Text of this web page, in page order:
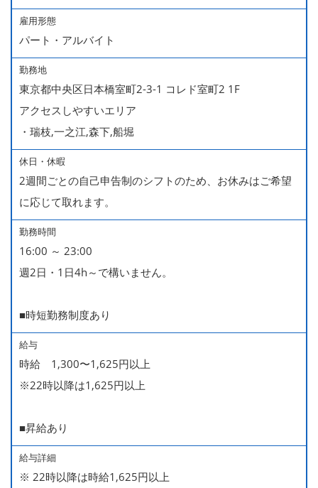
雇用形態
パート・アルバイト
勤務地
東京都中央区日本橋室町2-3-1 コレド室町2 1F
アクセスしやすいエリア
・瑞枝,一之江,森下,船堀
休日・休暇
2週間ごとの自己申告制のシフトのため、お休みはご希望
に応じて取れます。
勤務時間
16:00 ～ 23:00
週2日・1日4h～で構いません。
■時短勤務制度あり
給与
時給 1,300〜1,625円以上
※22時以降は1,625円以上
■昇給あり
給与詳細
※ 22時以降は時給1,625円以上